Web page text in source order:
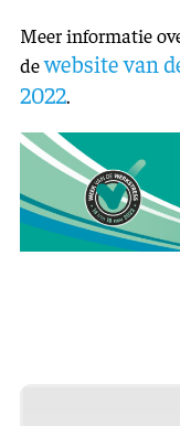
Meer informatie
dewebsite van
2022.